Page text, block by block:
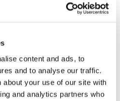
content and ads, to
and to analyse our traffic.
about your use of our site with
and analytics partners who
Dette er
som USAID
i forbindelse med
Her er der ofte
at undersøge
og samtidigt